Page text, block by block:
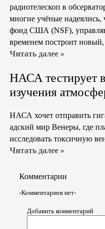
радиотелескоп в
многие учёные
фонд США (NSF),
временем построит новый,
Читать далее »
НАСА тестирует
изучения
НАСА хочет отправить
адский мир Венеры, где
исследовать токсичную
Читать далее »
Комментарии
-Комментариев нет-
Добавить комментарий